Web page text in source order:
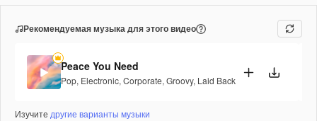
Рекомендуемая музыка для этого видео
Peace You Need
Pop, Electronic, Corporate, Groovy, Laid Back
Изучите другие варианты музыки